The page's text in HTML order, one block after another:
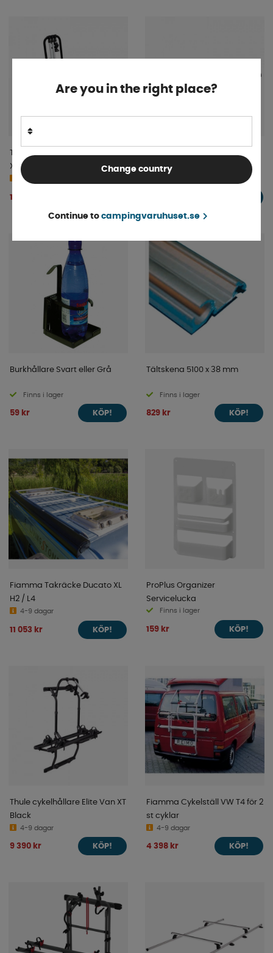
Thule Cykelhållare EasyFold
XT3 För 3 cyklar
4-9 dagar
11 690 kr
Burkhållare Svart eller Grå
Finns i lager
59 kr KÖP!
Tältskena 5100 x 38 mm
Finns i lager
829 kr KÖP!
Fiamma Takräcke Ducato XL
H2 / L4
4-9 dagar
11 053 kr KÖP!
ProPlus Organizer
Servicelucka
Finns i lager
159 kr KÖP!
Thule cykelhållare Elite Van XT
Black
4-9 dagar
9 390 kr KÖP!
Fiamma Cykelställ VW T4 för 2
st cyklar
4-9 dagar
4 398 kr KÖP!
Are you in the right place?
Change country
Continue to campingvaruhuset.se